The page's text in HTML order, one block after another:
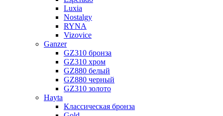
Luxia
Nostalgy
RYNA
Vizovice
Ganzer
GZ310 бронза
GZ310 хром
GZ880 белый
GZ880 черный
GZ310 золото
Hayta
Классическая бронза